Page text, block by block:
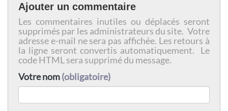
Ajouter un commentaire
Les commentaires inutiles ou déplacés seront
supprimés par les administrateurs du site. Votre
adresse e-mail ne sera pas affichée. Les retours à
la ligne seront convertis automatiquement. Le
code HTML sera supprimé du message.
Votre nom(obligatoire)